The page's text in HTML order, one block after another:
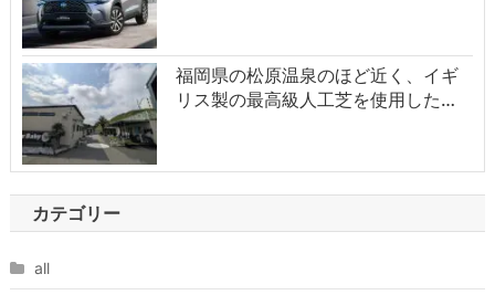
福岡県の松原温泉のほど近く、イギ
リス製の最高級人工芝を使用した…
カテゴリー
all